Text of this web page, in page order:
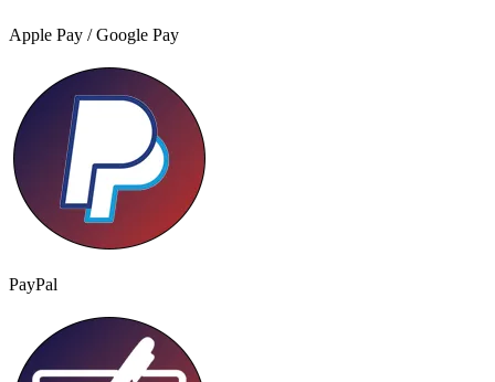
Apple Pay / Google Pay
PayPal